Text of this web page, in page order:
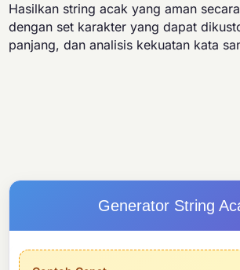
Hasilkan string acak yang aman
dengan set karakter yang dapat
panjang, dan analisis kekuatan kata
Generator String